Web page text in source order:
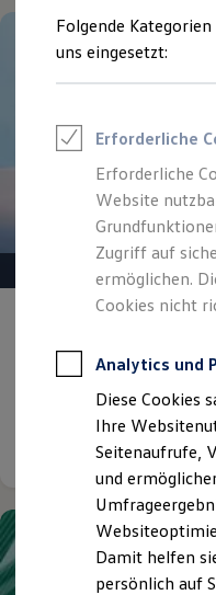
Leasing
Leasing-
Leasing
Finanzierung
Autokredit
Versicherungen
Kfz-
Garantien
Behörden
Anpfiff zum
Elektromobilität
Elektroautos
ID. Tutorials
ID.
Reichweite
Gepflegt, geprüft
Volkswagen
Gebrauchtwagen.
Details ansehen
Folgende
uns eingesetzt:
Erforderliche
Erforderliche
Website
Zugriff auf
ermöglichen.
Cookies nicht
Analytics und
Diese Cookies
Ihre
Seitenaufrufe,
und
Damit helfen
persönlich auf